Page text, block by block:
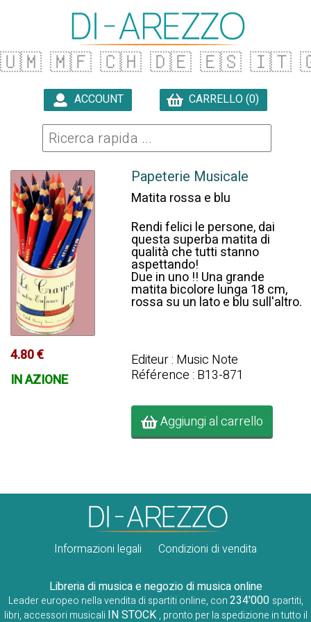
🇺🇲 🇲🇫 🇨🇭 🇩🇪 🇪🇸 🇮🇹
ACCOUNT CARRELLO (0)
4.80 €
IN AZIONE
Papeterie Musicale
Matita rossa e blu
Rendi felici le persone, dai
questa superba matita di
qualità che tutti stanno
aspettando!
Due in uno !! Una grande
matita bicolore lunga 18 cm,
rossa su un lato e blu sull'altro.
Editeur : Music Note
Référence : B13-871
Aggiungi al carrello
Informazioni legali Condizioni di vendita
Libreria di musica e negozio di musica online
Leader europeo nella vendita di spartiti online, con234'000 spartiti,
libri, accessori musicali IN STOCK , pronto per la spedizione in tutto il